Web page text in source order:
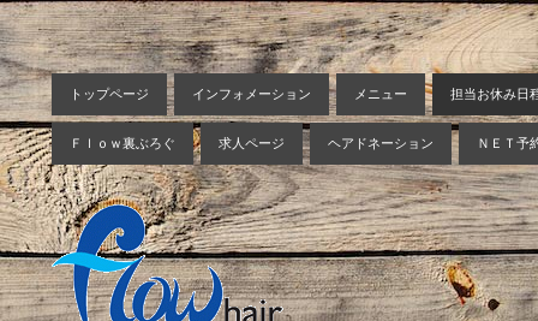
トップページ インフォメーション メニュー 担当お休み日
Ｆｌｏｗ裏ぶろぐ 求人ページ ヘアドネーション ＮＥＴ予